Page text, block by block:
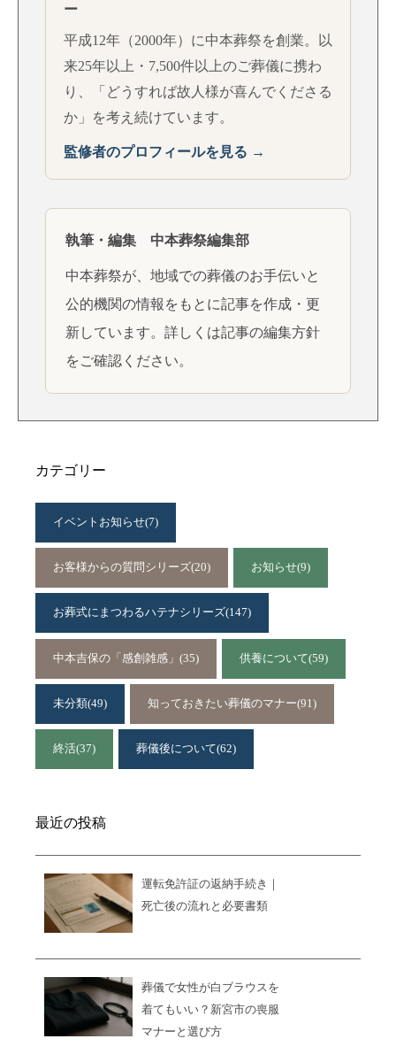
ー
平成12年（2000年）に中本葬祭を創業。以
来25年以上・7,500件以上のご葬儀に携わ
り、「どうすれば故人様が喜んでくださる
か」を考え続けています。
監修者のプロフィールを見る →
執筆・編集 中本葬祭編集部
中本葬祭が、地域での葬儀のお手伝いと
公的機関の情報をもとに記事を作成・更
新しています。詳しくは記事の編集方針
をご確認ください。
カテゴリー
イベントお知らせ(7)
お客様からの質問シリーズ(20) お知らせ(9)
お葬式にまつわるハテナシリーズ(147)
中本吉保の「感創雑感」 (35) 供養について(59)
未分類(49) 知っておきたい葬儀のマナー(91)
終活(37) 葬儀後について(62)
最近の投稿
運転免許証の返納手続き｜
死亡後の流れと必要書類
葬儀で女性が白ブラウスを
着てもいい？新宮市の喪服
マナーと選び方